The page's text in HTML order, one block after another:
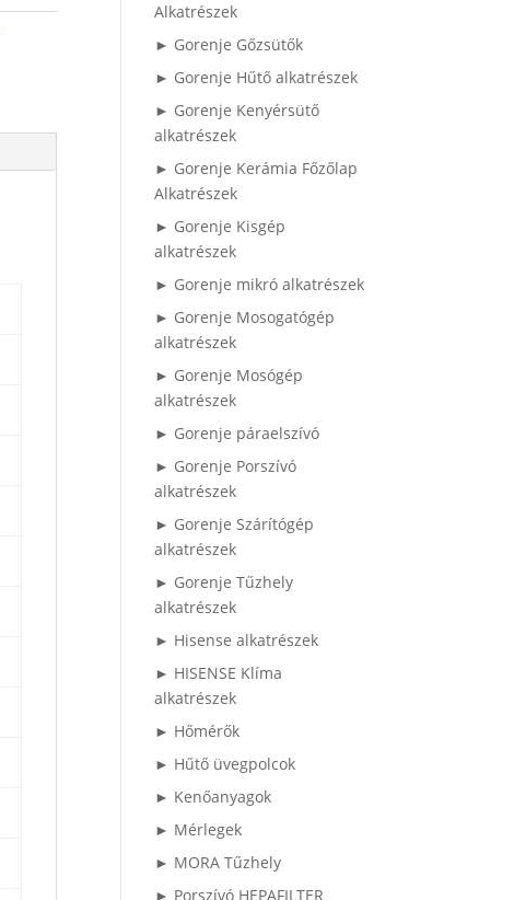
Alkatrészek
► Gorenje Gőzsütők
► Gorenje Hűtő alkatrészek
► Gorenje Kenyérsütő
alkatrészek
► Gorenje Kerámia Főzőlap
Alkatrészek
► Gorenje Kisgép
alkatrészek
► Gorenje mikró alkatrészek
► Gorenje Mosogatógép
alkatrészek
► Gorenje Mosógép
alkatrészek
► Gorenje páraelszívó
► Gorenje Porszívó
alkatrészek
► Gorenje Szárítógép
alkatrészek
► Gorenje Tűzhely
alkatrészek
► Hisense alkatrészek
► HISENSE Klíma
alkatrészek
► Hőmérők
► Hűtő üvegpolcok
► Kenőanyagok
► Mérlegek
► MORA Tűzhely
► Porszívó HEPAFILTER